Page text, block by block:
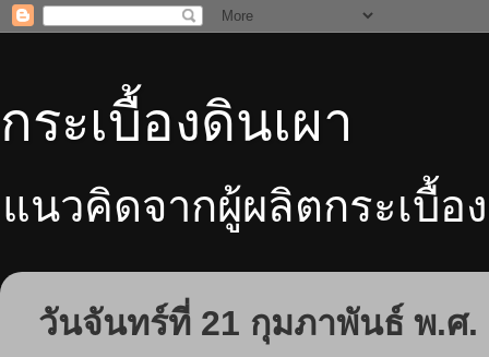
กระเบื้องดินเผา
แนวคิดจากผู้ผลิตกระเบื้
วันจันทร์ที่ 21 กุมภาพันธ์ พ.ศ.